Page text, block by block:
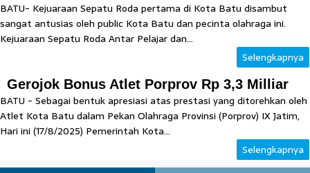
BATU- Kejuaraan Sepatu Roda pertama di Kota Batu disambut
sangat antusias oleh public Kota Batu dan pecinta olahraga ini.
Kejuaraan Sepatu Roda Antar Pelajar dan...
Selengkapnya
Gerojok Bonus Atlet Porprov Rp 3,3 Milliar
BATU - Sebagai bentuk apresiasi atas prestasi yang ditorehkan oleh
Atlet Kota Batu dalam Pekan Olahraga Provinsi (Porprov) IX Jatim,
Hari ini (17/8/2025) Pemerintah Kota...
Selengkapnya